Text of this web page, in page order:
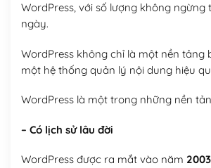
WordPress, với số lượng không ngừng
ngày.
WordPress không chỉ là một nền tảng
một hệ thống quản lý nội dung hiệu
WordPress là một trong những nền
– Có lịch sử lâu đời
WordPress được ra mắt vào năm 2003